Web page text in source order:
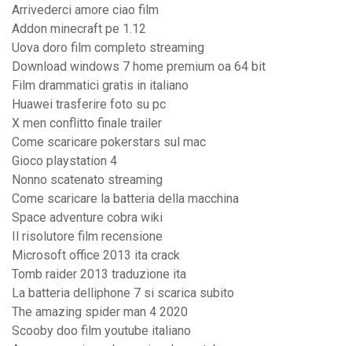
Arrivederci amore ciao film
Addon minecraft pe 1.12
Uova doro film completo streaming
Download windows 7 home premium oa 64 bit
Film drammatici gratis in italiano
Huawei trasferire foto su pc
X men conflitto finale trailer
Come scaricare pokerstars sul mac
Gioco playstation 4
Nonno scatenato streaming
Come scaricare la batteria della macchina
Space adventure cobra wiki
Il risolutore film recensione
Microsoft office 2013 ita crack
Tomb raider 2013 traduzione ita
La batteria delliphone 7 si scarica subito
The amazing spider man 4 2020
Scooby doo film youtube italiano